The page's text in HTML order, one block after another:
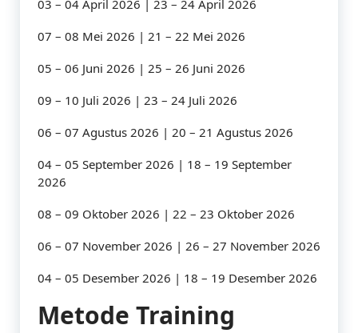
03 – 04 April 2026 | 23 – 24 April 2026
07 – 08 Mei 2026 | 21 – 22 Mei 2026
05 – 06 Juni 2026 | 25 – 26 Juni 2026
09 – 10 Juli 2026 | 23 – 24 Juli 2026
06 – 07 Agustus 2026 | 20 – 21 Agustus 2026
04 – 05 September 2026 | 18 – 19 September
2026
08 – 09 Oktober 2026 | 22 – 23 Oktober 2026
06 – 07 November 2026 | 26 – 27 November 2026
04 – 05 Desember 2026 | 18 – 19 Desember 2026
Metode Training